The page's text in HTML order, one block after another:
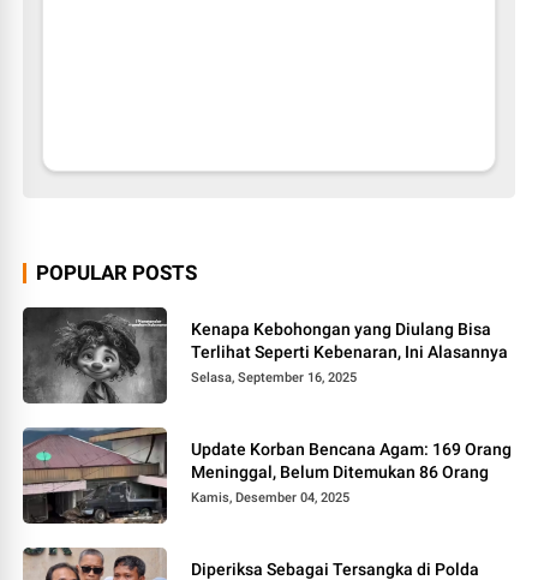
POPULAR POSTS
Kenapa Kebohongan yang Diulang Bisa
Terlihat Seperti Kebenaran, Ini Alasannya
Selasa, September 16, 2025
Update Korban Bencana Agam: 169 Orang
Meninggal, Belum Ditemukan 86 Orang
Kamis, Desember 04, 2025
Diperiksa Sebagai Tersangka di Polda